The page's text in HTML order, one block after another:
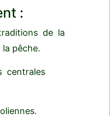
:
de la
pêche.
centrales